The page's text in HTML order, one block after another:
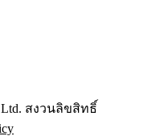
Ltd. สงวนลิขสิทธิ์